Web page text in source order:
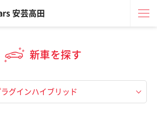
安芸高田
新車を探す